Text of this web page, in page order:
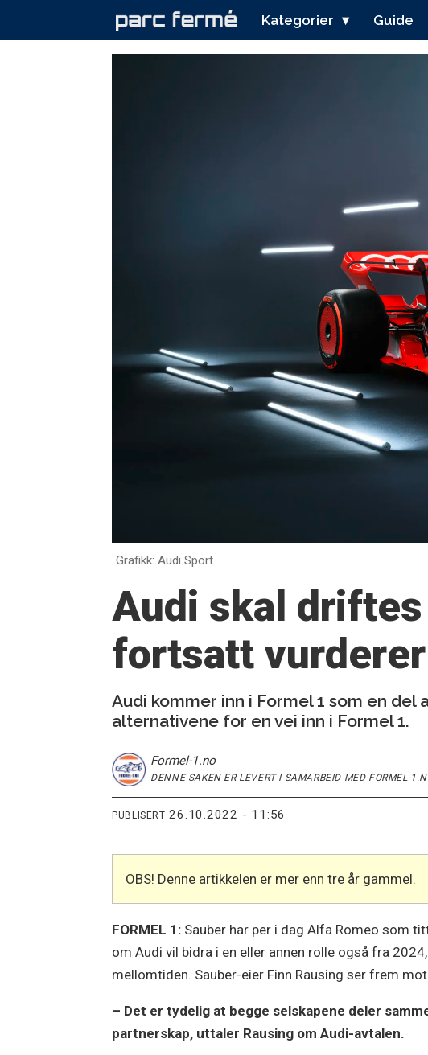
Kategorier Guide
Grafikk: Audi Sport
Audi skal
fortsatt
Audi kommer inn i Formel 1 som en
alternativene for en vei inn i Formel 1.
Formel-1.no
DENNE SAKEN ER LEVERT I SAMARBEID MED FORMEL-
PUBLISERT 26.10.2022 - 11:56
OBS! Denne artikkelen er mer enn tre år gammel.
FORMEL 1: Sauber har per i dag Alfa Romeo som
om Audi vil bidra i en eller annen rolle også fra
mellomtiden. Sauber-eier Finn Rausing ser frem
– Det er tydelig at begge selskapene deler
partnerskap, uttaler Rausing om Audi-avtalen.